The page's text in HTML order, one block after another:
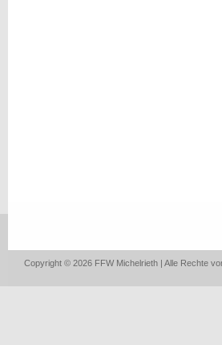
Copyright © 2026 FFW Michelrieth | Alle Rechte